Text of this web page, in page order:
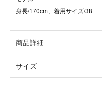
身長/170cm、着用サイズ/38
商品詳細
サイズ